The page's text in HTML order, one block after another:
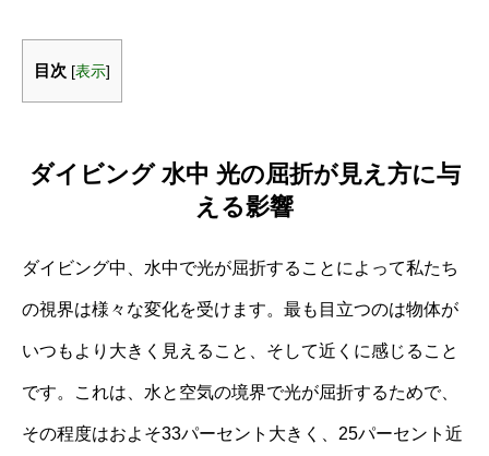
目次 [表示]
ダイビング 水中 光の屈折が見え方に与
える影響
ダイビング中、水中で光が屈折することによって私たち
の視界は様々な変化を受けます。最も目立つのは物体が
いつもより大きく見えること、そして近くに感じること
です。これは、水と空気の境界で光が屈折するためで、
その程度はおよそ33パーセント大きく、25パーセント近